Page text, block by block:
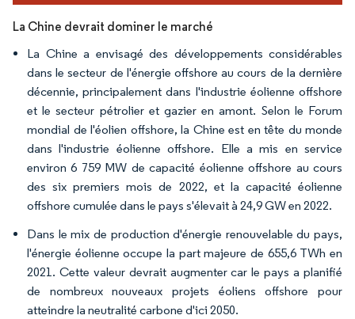
La Chine devrait dominer le marché
La Chine a envisagé des développements considérables
dans le secteur de l'énergie offshore au cours de la dernière
décennie, principalement dans l'industrie éolienne offshore
et le secteur pétrolier et gazier en amont. Selon le Forum
mondial de l'éolien offshore, la Chine est en tête du monde
dans l'industrie éolienne offshore. Elle a mis en service
environ 6 759 MW de capacité éolienne offshore au cours
des six premiers mois de 2022, et la capacité éolienne
offshore cumulée dans le pays s'élevait à 24,9 GW en 2022.
Dans le mix de production d'énergie renouvelable du pays,
l'énergie éolienne occupe la part majeure de 655,6 TWh en
2021. Cette valeur devrait augmenter car le pays a planifié
de nombreux nouveaux projets éoliens offshore pour
atteindre la neutralité carbone d'ici 2050.